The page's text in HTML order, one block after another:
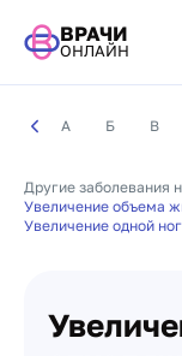
ВРАЧИ
ОНЛАЙН
А Б В
Другие заболевания
Увеличение объема
Увеличение одной